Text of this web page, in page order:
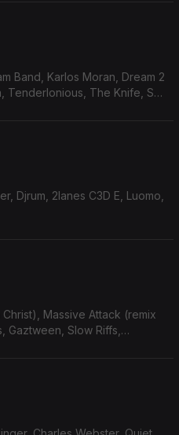
Band, Karlos Moran, Dream 2
Tenderlonious, The Knife, Sun
Djrum, 2lanes C3D E, Luomo,
Massive Attack (remix
Gaztween, Slow Riffs,